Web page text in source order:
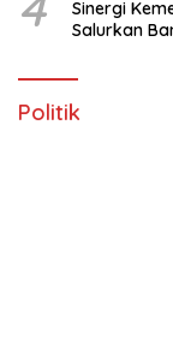
1 July 25, 2026
Lanjutkan